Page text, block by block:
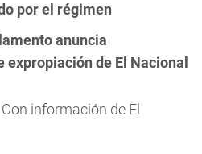
por el régimen
anuncia
de El Nacional
información de El